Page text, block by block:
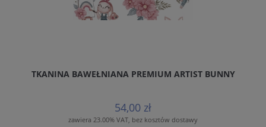
TKANINA BAWEŁNIANA PREMIUM ARTIST BUNNY
54,00 zł
zawiera 23.00% VAT, bez kosztów dostawy